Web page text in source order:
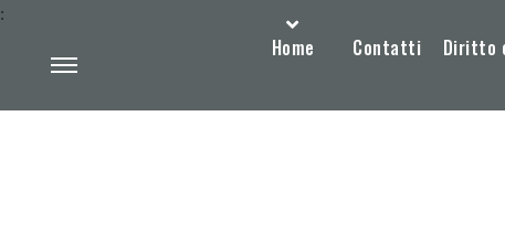
Home Contatti Diritto
: